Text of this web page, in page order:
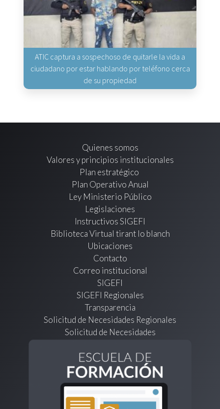
ATIC captura a sospechoso de quitarle la vida a
ciudadano por estar hablando por teléfono cerca
de su propiedad
Quienes somos
Valores y principios institucionales
Plan estratégico
Plan Operativo Anual
Ley Ministerio Público
Legislaciones
Instructivos SIGEFI
Biblioteca Virtual tirant lo blanch
Ubicaciones
Contacto
Correo institucional
SIGEFI
SIGEFI Regionales
Transparencia
Solicitud de Necesidades Regionales
Solicitud de Necesidades